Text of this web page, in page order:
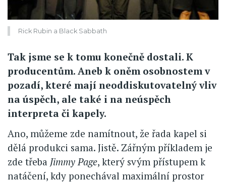
Rick Rubin a Black Sabbath
Tak jsme se k tomu konečně dostali. K
producentům. Aneb k oněm osobnostem v
pozadí, které mají neoddiskutovatelný vliv
na úspěch, ale také i na neúspěch
interpreta či kapely.
Ano, můžeme zde namítnout, že řada kapel si
dělá produkci sama. Jistě. Zářným příkladem je
zde třeba Jimmy Page, který svým přístupem k
natáčení, kdy ponechával maximální prostor